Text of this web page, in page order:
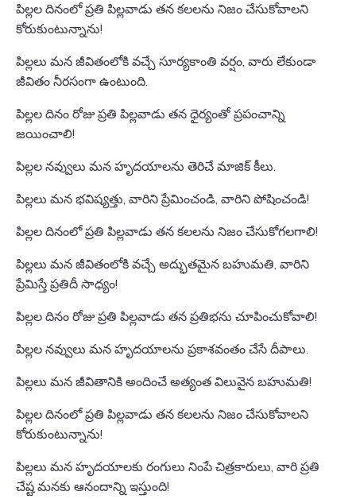
పిల్లల దినంలో ప్రతి పిల్లవాడు తన కలలను నిజం చేసుకోవాలని
కోరుకుంటున్నాను!
పిల్లలు మన జీవితంలోకి వచ్చే సూర్యకాంతి వర్షం, వారు లేకుండా
జీవితం నీరసంగా ఉంటుంది.
పిల్లల దినం రోజు ప్రతి పిల్లవాడు తన ధైర్యంతో ప్రపంచాన్ని
జయించాలి!
పిల్లల నవ్వులు మన హృదయాలను తెరిచే మాజిక్ కీలు.
పిల్లలు మన భవిష్యత్తు, వారిని ప్రేమించండి, వారిని పోషించండి!
పిల్లల దినంలో ప్రతి పిల్లవాడు తన కలలను నిజం చేసుకోగలగాలి!
పిల్లలు మన జీవితంలోకి వచ్చే అద్భుతమైన బహుమతి, వారిని
ప్రేమిస్తే ప్రతిదీ సాధ్యం!
పిల్లల దినం రోజు ప్రతి పిల్లవాడు తన ప్రతిభను చూపించుకోవాలి!
పిల్లల నవ్వులు మన హృదయాలను ప్రకాశవంతం చేసే దీపాలు.
పిల్లలు మన జీవితానికి అందించే అత్యంత విలువైన బహుమతి!
పిల్లల దినంలో ప్రతి పిల్లవాడు తన కలలను నిజం చేసుకోవాలని
కోరుకుంటున్నాను!
పిల్లలు మన హృదయాలకు రంగులు నింపే చిత్రకారులు, వారి ప్రతి
చేష్ట మనకు ఆనందాన్ని ఇస్తుంది!